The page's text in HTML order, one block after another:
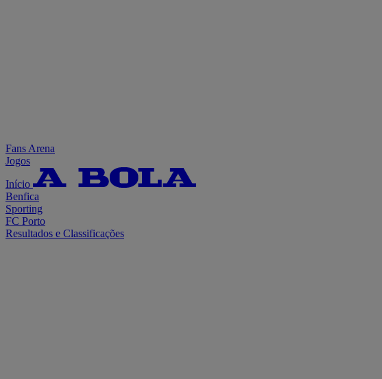
Fans Arena
Jogos
Início
Benfica
Sporting
FC Porto
Resultados e Classificações